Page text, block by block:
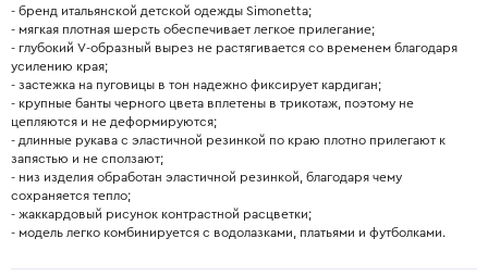
- бренд итальянской детской одежды Simonetta;
- мягкая плотная шерсть обеспечивает легкое прилегание;
- глубокий V-образный вырез не растягивается со временем благодаря
усилению края;
- застежка на пуговицы в тон надежно фиксирует кардиган;
- крупные банты черного цвета вплетены в трикотаж, поэтому не
цепляются и не деформируются;
- длинные рукава с эластичной резинкой по краю плотно прилегают к
запястью и не сползают;
- низ изделия обработан эластичной резинкой, благодаря чему
сохраняется тепло;
- жаккардовый рисунок контрастной расцветки;
- модель легко комбинируется с водолазками, платьями и футболками.